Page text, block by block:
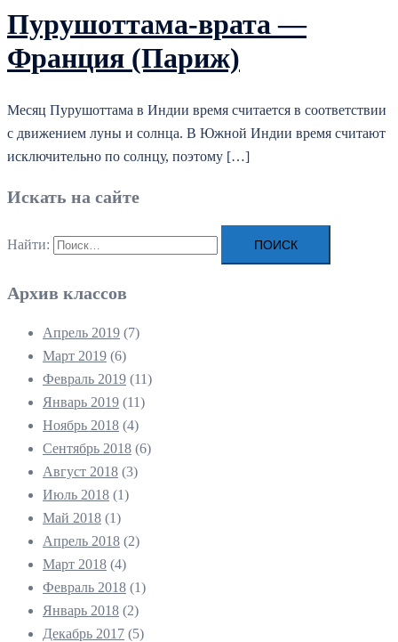
Пурушоттама-врата —
Франция (Париж)
Месяц Пурушоттама в Индии время считается в соответствии
с движением луны и солнца. В Южной Индии время считают
исключительно по солнцу, поэтому […]
Искать на сайте
Найти:
Архив классов
Апрель 2019 (7)
Март 2019 (6)
Февраль 2019 (11)
Январь 2019 (11)
Ноябрь 2018 (4)
Сентябрь 2018 (6)
Август 2018 (3)
Июль 2018 (1)
Май 2018 (1)
Апрель 2018 (2)
Март 2018 (4)
Февраль 2018 (1)
Январь 2018 (2)
Декабрь 2017 (5)